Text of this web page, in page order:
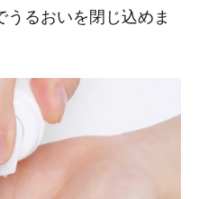
るおいを閉じ込めま